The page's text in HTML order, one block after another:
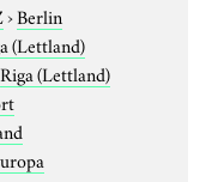
›Berlin
(Lettland)
Riga (Lettland)